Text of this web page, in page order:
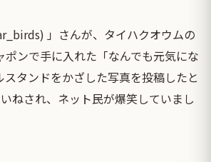
」さんが、タイハクオウムの
ポンで手に入れた「なんでも元気にな
スタンドをかざした写真を投稿したと
ねされ、ネット民が爆笑していまし